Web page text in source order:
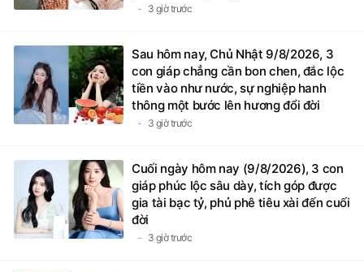
3 giờ trước
Sau hôm nay, Chủ Nhật 9/8/2026, 3
con giáp chẳng cần bon chen, đắc lộc
tiền vào như nước, sự nghiệp hanh
thông một bước lên hương đổi đời
3 giờ trước
Cuối ngày hôm nay (9/8/2026), 3 con
giáp phúc lộc sâu dày, tích góp được
gia tài bạc tỷ, phủ phê tiêu xài đến cuối
đời
3 giờ trước